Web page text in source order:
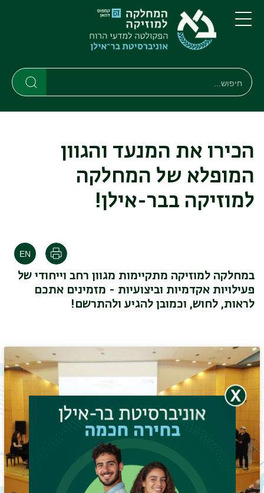
דילוג
לתוכן
העיקרי
דילוג
לתפריט
ניווט
ראשי
תפריט
חיפוש
חיפוש
הכירו את המנעד והגוון
המופלא של המחלקה
למוזיקה בבר-אילן!
הדפסה
במחלקה למוזיקה מתקיימות מגוון רחב וייחודי של
פעילויות אקדמיות וביצועיות - מזמינים אתכם
לראות, לחוש, וכמובן להגיע ולהתרשם!